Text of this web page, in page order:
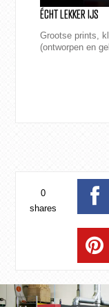
ÉCHT LEKKER IJS
Grootse prints,
(ontworpen en
0
shares